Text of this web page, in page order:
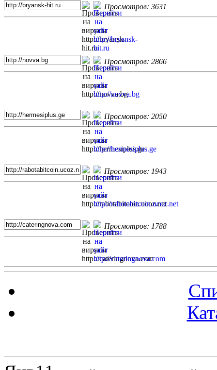
Просмотров: 3631
Просмотров: 2866
Просмотров: 2050
Просмотров: 1943
Просмотров: 1788